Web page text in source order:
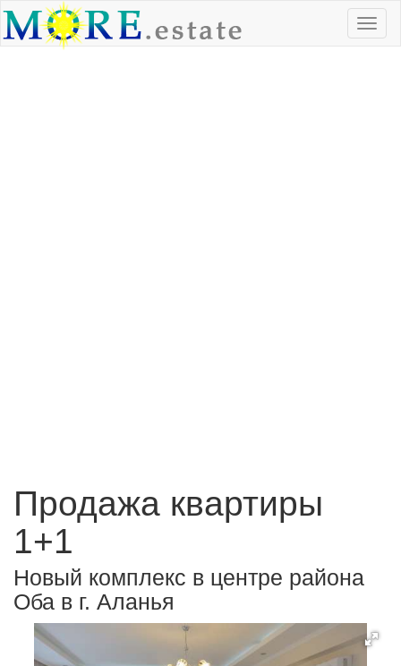
Продажа квартиры
1+1
Новый комплекс в центре района
Оба в г. Аланья